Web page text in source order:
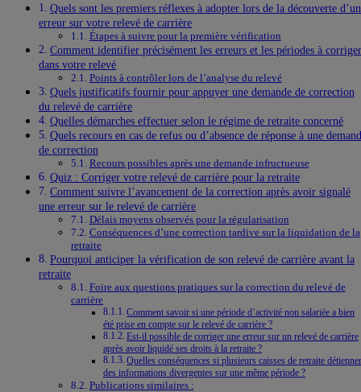
Quels sont les premiers réflexes à adopter lors de la découverte
erreur sur votre relevé de carrière
Étapes à suivre pour la première vérification
Comment identifier précisément les erreurs et les périodes à corriger
dans votre relevé
Points à contrôler lors de l’analyse du relevé
Quels justificatifs fournir pour appuyer une demande de correction
du relevé de carrière
Quelles démarches effectuer selon le régime de retraite concerné
Quels recours en cas de refus ou d’absence de réponse à une
de correction
Recours possibles après une demande infructueuse
Quiz : Corriger votre relevé de carrière pour la retraite
Comment suivre l’avancement de la correction après avoir signalé
une erreur sur le relevé de carrière
Délais moyens observés pour la régularisation
Conséquences d’une correction tardive sur la liquidation de la
retraite
Pourquoi anticiper la vérification de son relevé de carrière avant la
retraite
Foire aux questions pratiques sur la correction du relevé de
carrière
Comment savoir si une période d’activité non salariée a bien
été prise en compte sur le relevé de carrière ?
Est-il possible de corriger une erreur sur un relevé de carrière
après avoir liquidé ses droits à la retraite ?
Quelles conséquences si plusieurs caisses de retraite
des informations divergentes sur une même période ?
Publications similaires :